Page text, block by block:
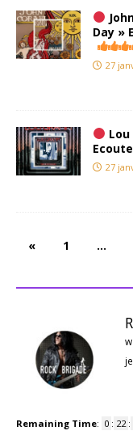
Day »
27
27
« 1 …
Remaining Time: 0 : 22 :